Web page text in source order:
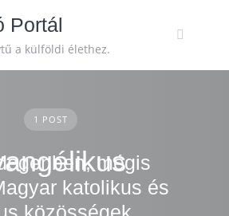
Portál
a külföldi élethez.
1 POST
mégis
katolikus és